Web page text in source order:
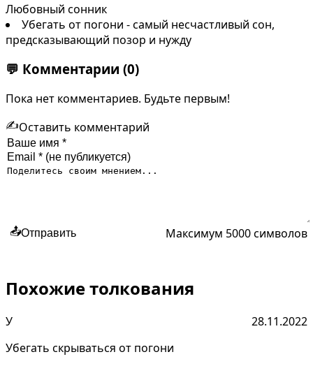
Любовный сонник
Убегать от погони - самый несчастливый сон,
предсказывающий позор и нужду
💬 Комментарии (0)
Пока нет комментариев. Будьте первым!
✍️Оставить комментарий
📤Отправить Максимум 5000 символов
Похожие толкования
У
28.11.2022
Убегать скрываться от погони